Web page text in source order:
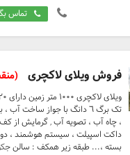
تماس
فروش ویلای لاکچری
، چاه آب ، تصویه آب , گرمایش از کف
داکت اسپیلت ، سیستم هوشمند ،
بسته ،... طبقه زیر همکف : سالن